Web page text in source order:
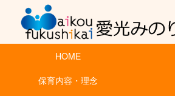
HOME
保育内容・理念